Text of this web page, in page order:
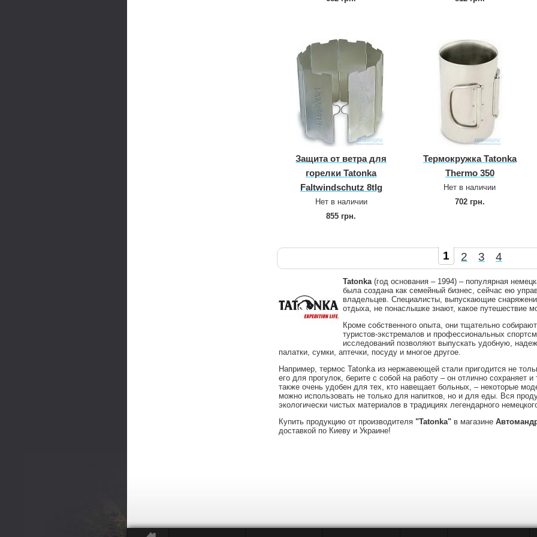
Tatonka(год основания – 1994) – популярная
была создана как семейный бизнес, сейчас ею
владельцев. Специалисты, выпускающие
отдыха, не понаслышке знают, какое путешествие
Кроме собственного опыта, они тщательно
туристов-экстремалов и профессиональных
исследований позволяют выпускать удобную,
палатки, сумки, аптечки, посуду и многое другое.
Например, термос Tatonka из нержавеющей стали пригодится не
его для прогулок, берите с собой на работу – он отлично сохраняет
также очень удобен для тех, кто навещает больных, – некоторые
можно использовать не только для напитков, но и для еды. Вся
экологически чистых материалов в традициях легендарного
Купить продукцию от производителя "Tatonka" в магазине
доставкой по Киеву и Украине!
Защита от ветра для
горелки Tatonka
Faltwindschutz 8tlg
Нет в наличии
855 грн.
Термокружка Tatonka
Thermo 350
Нет в наличии
702 грн.
1 2 3 4